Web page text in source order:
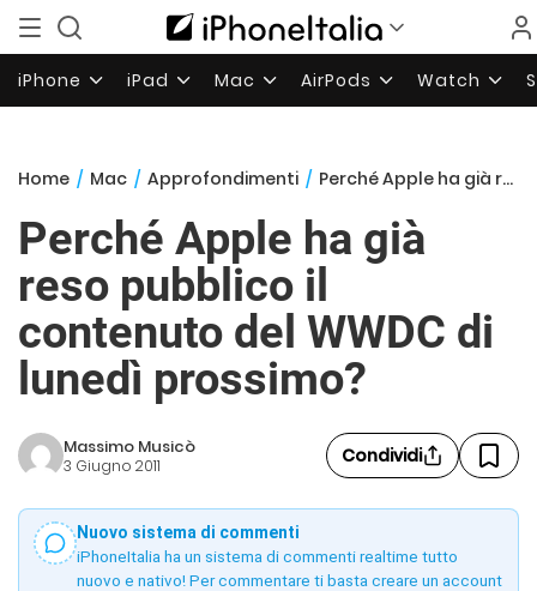
iPhone iPad Mac AirPods Watch
Home / Mac / Approfondimenti / Perché Apple ha già reso pubblico il contenuto del WWDC di lunedì prossimo?
Perché Apple ha già
reso pubblico il
contenuto del WWDC di
lunedì prossimo?
Massimo Musicò
3 Giugno 2011 Condividi
Nuovo sistema di commenti
iPhoneItalia ha un sistema di commenti realtime tutto
nuovo e nativo! Per commentare ti basta creare un account